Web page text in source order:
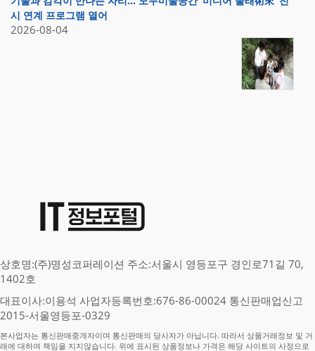
시 연계 프로그램 열어
2026-08-04
상호명:(주)명성코퍼레이션 주소:서울시 영등포구 경인로71길 70,
1402호
대표이사:이용석 사업자등록번호:676-86-00024 통신판매업신고
2015-서울영등포-0329
본사업자는 통신판매중개자이며 통신판매의 당사자가 아닙니다. 따라서 상품거래정보 및 거
래에 대하여 책임을 지지않습니다. 위에 표시된 상품정보나 가격은 해당 사이트의 사정으로